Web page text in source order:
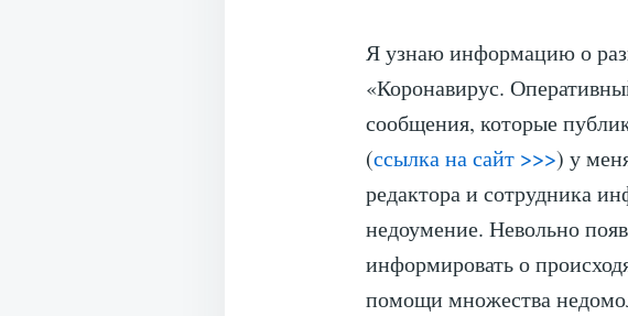
Я узнаю информацию о
«Коронавирус.
сообщения, которые
(ссылка на сайт >>>) у
редактора и сотрудника
недоумение. Невольно
информировать о
помощи множества